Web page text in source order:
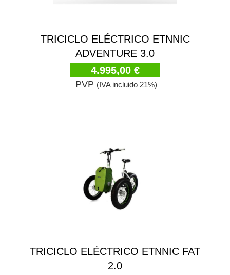
TRICICLO ELÉCTRICO ETNNIC
ADVENTURE 3.0
4.995,00 €
PVP (IVA incluido 21%)
TRICICLO ELÉCTRICO ETNNIC FAT
2.0